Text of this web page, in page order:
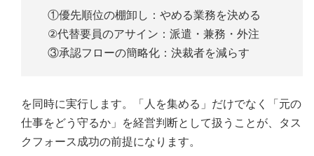
①優先順位の棚卸し：やめる業務を決める
②代替要員のアサイン：派遣・兼務・外注
③承認フローの簡略化：決裁者を減らす
を同時に実行します。「人を集める」だけでなく「元の
仕事をどう守るか」を経営判断として扱うことが、タス
クフォース成功の前提になります。